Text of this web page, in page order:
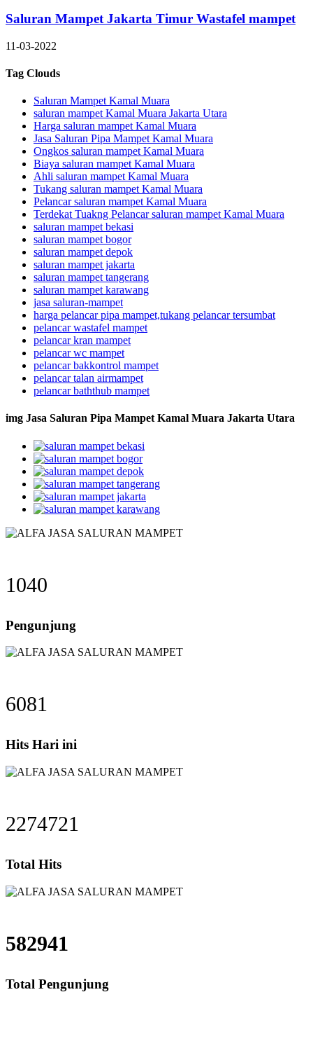
Saluran Mampet Jakarta Timur Wastafel mampet
11-03-2022
Tag Clouds
Saluran Mampet Kamal Muara
saluran mampet Kamal Muara Jakarta Utara
Harga saluran mampet Kamal Muara
Jasa Saluran Pipa Mampet Kamal Muara
Ongkos saluran mampet Kamal Muara
Biaya saluran mampet Kamal Muara
Ahli saluran mampet Kamal Muara
Tukang saluran mampet Kamal Muara
Pelancar saluran mampet Kamal Muara
Terdekat Tuakng Pelancar saluran mampet Kamal Muara
saluran mampet bekasi
saluran mampet bogor
saluran mampet depok
saluran mampet jakarta
saluran mampet tangerang
saluran mampet karawang
jasa saluran-mampet
harga pelancar pipa mampet,tukang pelancar tersumbat
pelancar wastafel mampet
pelancar kran mampet
pelancar wc mampet
pelancar bakkontrol mampet
pelancar talan airmampet
pelancar baththub mampet
img Jasa Saluran Pipa Mampet Kamal Muara Jakarta Utara
1040
Pengunjung
6081
Hits Hari ini
2274721
Total Hits
582941
Total Pengunjung